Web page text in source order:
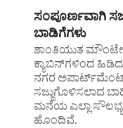
ಸಂಪೂರ್ಣವಾಗಿ
ಬಾಡಿಗೆಗಳು
ಶಾಂತಿಯುತ
ಕ್ಯಾಬಿನ್‌ಗಳಿಂದ
ನಗರ
ಸಜ್ಜುಗೊಳಿಸಲಾದ
ಮನೆಯ ಎಲ್ಲಾ
ಹೊಂದಿವೆ.